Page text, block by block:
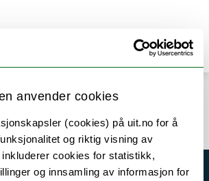
anvender cookies
(cookies) på uit.no for å
og riktig visning av
cookies for statistikk,
og innsamling av informasjon for
universitet Meny